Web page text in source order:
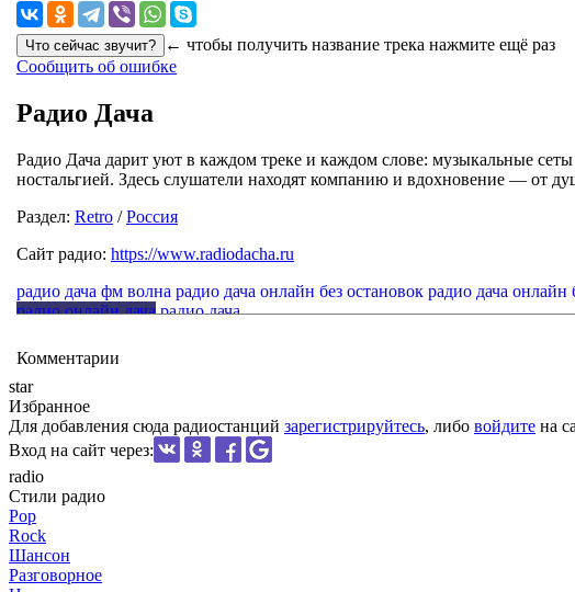
← чтобы получить название трека нажмите ещё раз
Сообщить об ошибке
Радио Дача
Радио Дача дарит уют в каждом треке и каждом слове: музыкальные
ностальгией. Здесь слушатели находят компанию и вдохновение — от
Раздел: Retro /Россия
Сайт радио: https://www.radiodacha.ru
радио дача фм волна радио дача онлайн без остановок радио дача онлайн
радио онлайн дача радио дача
Комментарии
star
Избранное
Для добавления сюда радиостанций зарегистрируйтесь, либо войдите на
Вход на сайт через:
radio
Стили радио
Pop
Rock
Шансон
Разговорное